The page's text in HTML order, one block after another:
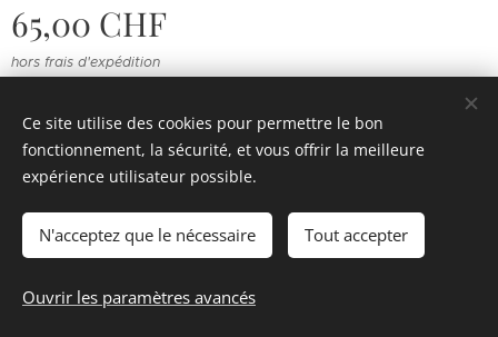
65,00 CHF
hors frais d'expédition
Épuisé
Ce site utilise des cookies pour permettre le bon
fonctionnement, la sécurité, et vous offrir la meilleure
expérience utilisateur possible.
N'acceptez que le nécessaire Tout accepter
Ouvrir les paramètres avancés